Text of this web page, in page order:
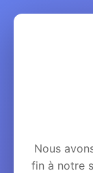
Nous
fin à notre